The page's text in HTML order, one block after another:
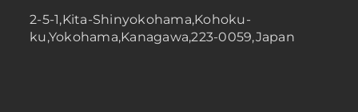
2-5-1,Kita-Shinyokohama,Kohoku-
ku,Yokohama,Kanagawa,223-0059,Japan